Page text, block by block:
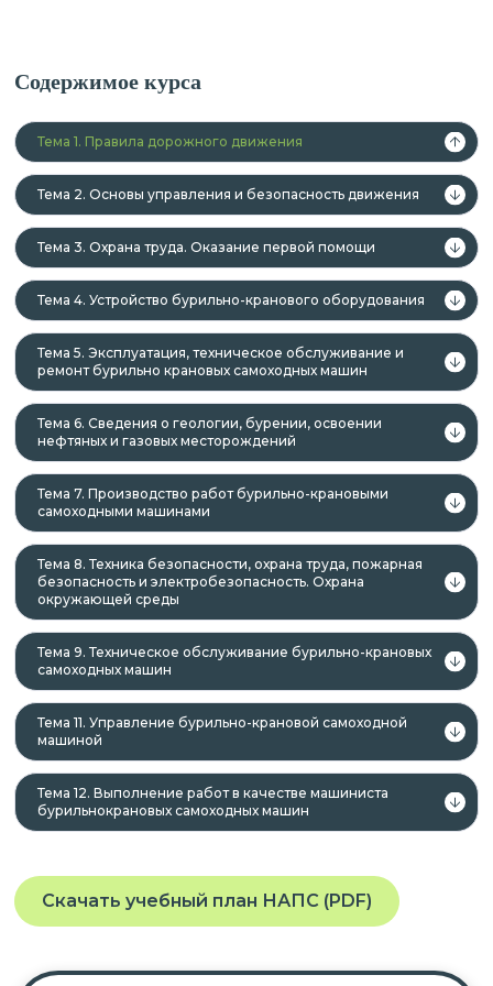
Содержимое курса
Тема 1. Правила дорожного движения
Тема 2. Основы управления и безопасность движения
Тема 3. Охрана труда. Оказание первой помощи
Тема 4. Устройство бурильно-кранового оборудования
Тема 5. Эксплуатация, техническое обслуживание и
ремонт бурильно­ крановых самоходных машин
Тема 6. Сведения о геологии, бурении, освоении
нефтяных и газовых месторождений
Тема 7. Производство работ бурильно-крановыми
самоходными машинами
Тема 8. Техника безопасности, охрана труда, пожарная
безопасность и электробезопасность. Охрана
окружающей среды
Тема 9. Техническое обслуживание бурильно-крановых
самоходных машин
Тема 11. Управление бурильно-крановой самоходной
машиной
Тема 12. Выполнение работ в качестве машиниста
бурильно­крановых самоходных машин
Скачать учебный план НАПС (PDF)